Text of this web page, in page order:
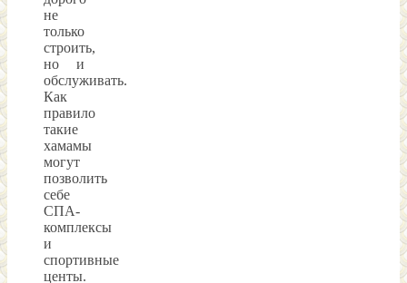
не
только
строить,
но и
обслуживать.
Как
правило
такие
хамамы
могут
позволить
себе
СПА-
комплексы
и
спортивные
центы.